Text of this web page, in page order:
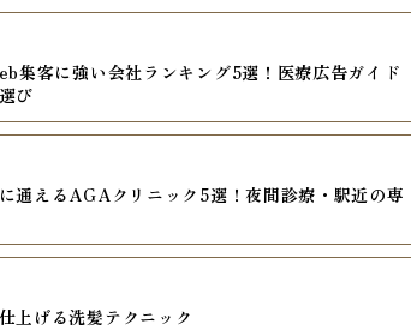
集客に強い会社ランキング5選！医療広告ガイド
び
通えるAGAクリニック5選！夜間診療・駅近の専
上げる洗髪テクニック